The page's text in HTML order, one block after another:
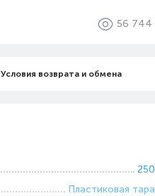
56 744
Условия возврата и обмена
250
Пластиковая тара